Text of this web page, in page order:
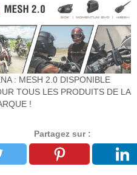
: MESH 2.0 DISPONIBLE
TOUS LES PRODUITS DE LA
!
Partagez sur :